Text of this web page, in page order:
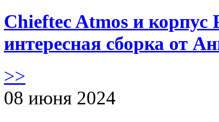
Chieftec Atmos и корпус
интересная сборка от
>>
08 июня 2024